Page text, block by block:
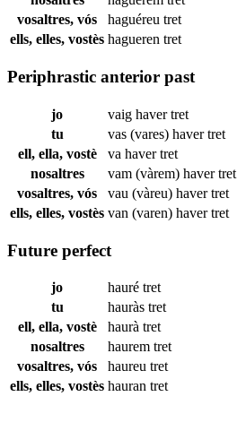
vosaltres, vós
haguéreu tret
ells, elles, vostès hagueren tret
Periphrastic anterior past
jo vaig havertret
tu
vas (vares) havertret
ell, ella, vostè
va havertret
nosaltres
vam (vàrem) havertret
vosaltres, vós
vau (vàreu) havertret
ells, elles, vostès van (varen) havertret
Future perfect
jo hauré tret
tu
hauràs tret
ell, ella, vostè
haurà tret
nosaltres
haurem tret
vosaltres, vós
haureu tret
ells, elles, vostès hauran tret